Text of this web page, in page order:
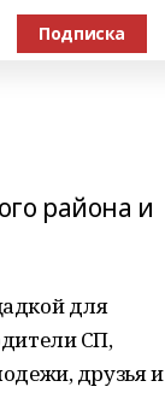
Подписка
района и
для
СП,
друзья и